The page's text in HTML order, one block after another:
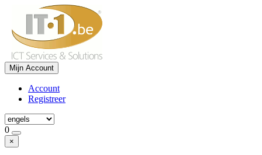
Mijn Account
Account
Registreer
0
×